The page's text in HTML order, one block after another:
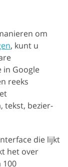
om
, kunt u
in Google
reeks
tekst, bezier-
die lijkt
het over
100